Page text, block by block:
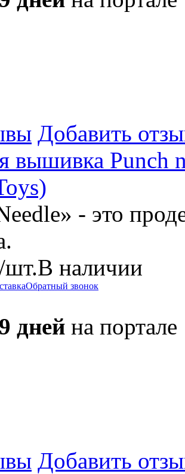
Добавить
вышивка Punch
- это
шт.В наличии
Обратный звонок
дней на портале
Добавить